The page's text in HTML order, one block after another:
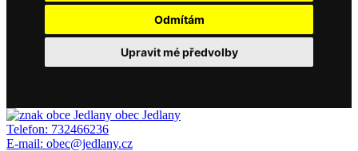
Odmítám
Upravit mé předvolby
obec Jedlany
Telefon: 732466236
E-mail: obec@jedlany.cz